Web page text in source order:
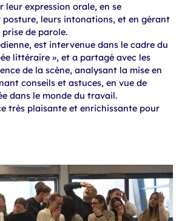
leur expression orale, en se
leurs intonations, et en gérant
de parole.
est intervenue dans le cadre du
littéraire », et a partagé avec les
de la scène, analysant la mise en
conseils et astuces, en vue de
dans le monde du travail.
très plaisante et enrichissante pour